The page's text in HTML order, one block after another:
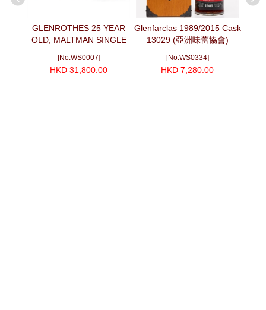
GLENROTHES 25 YEAR
OLD, MALTMAN SINGLE
[No.WS0007]
HKD 31,800.00
Glenfarclas 1989/2015 Cask
13029 (亞洲味蕾協會)
[No.WS0334]
HKD 7,280.00